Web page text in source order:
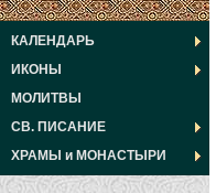
КАЛЕНДАРЬ
ИКОНЫ
МОЛИТВЫ
СВ. ПИСАНИЕ
ХРАМЫ и МОНАСТЫРИ